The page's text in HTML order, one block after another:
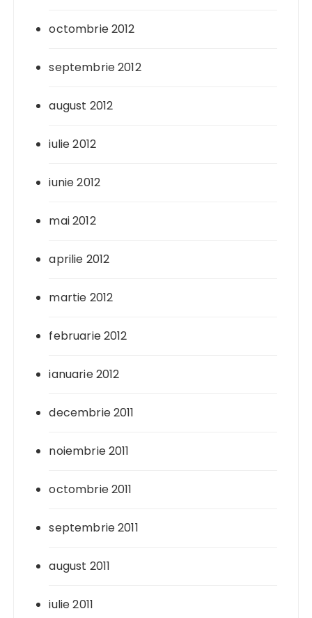
octombrie 2012
septembrie 2012
august 2012
iulie 2012
iunie 2012
mai 2012
aprilie 2012
martie 2012
februarie 2012
ianuarie 2012
decembrie 2011
noiembrie 2011
octombrie 2011
septembrie 2011
august 2011
iulie 2011